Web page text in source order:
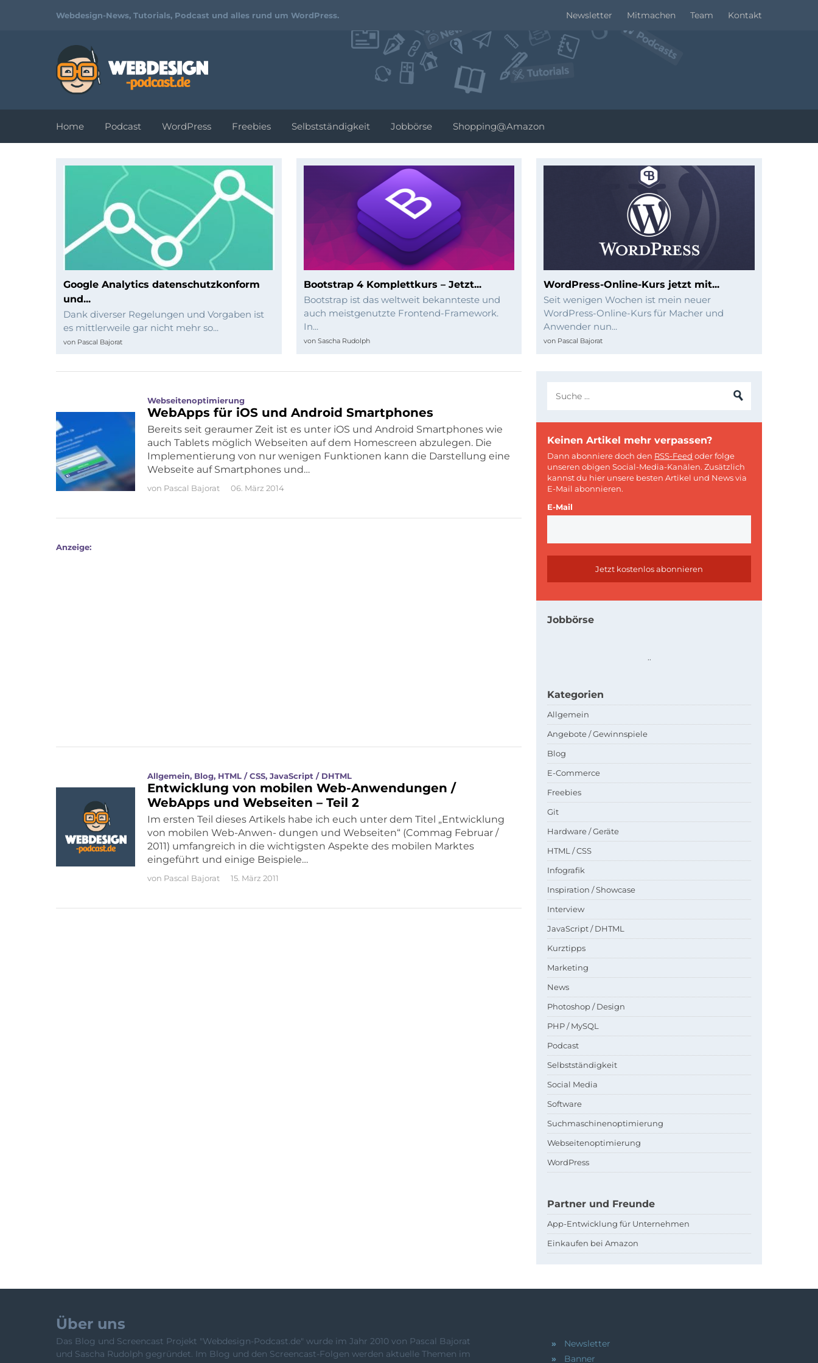
Webdesign-News, Tutorials, Podcast und alles rund um WordPress. Newsletter Mitmachen Team Kontakt
Tutorials und
Video-
Workshops zu
Webdesign
und
Programmierung
Home Podcast WordPress Freebies Selbstständigkeit Jobbörse Shopping@Amazon
Google Analytics datenschutzkonform
und...
Dank diverser Regelungen und Vorgaben ist
es mittlerweile gar nicht mehr so...
von Pascal Bajorat
Bootstrap 4 Komplettkurs – Jetzt...
Bootstrap ist das weltweit bekannteste und
auch meistgenutzte Frontend-Framework.
In...
von Sascha Rudolph
WordPress-Online-Kurs jetzt mit...
Seit wenigen Wochen ist mein neuer
WordPress-Online-Kurs für Macher und
Anwender nun...
von Pascal Bajorat
Webseitenoptimierung
WebApps für iOS und Android Smartphones
Bereits seit geraumer Zeit ist es unter iOS und Android Smartphones wie
auch Tablets möglich Webseiten auf dem Homescreen abzulegen. Die
Implementierung von nur wenigen Funktionen kann die Darstellung eine
Webseite auf Smartphones und…
von Pascal Bajorat 06. März 2014
Anzeige:
Allgemein, Blog, HTML / CSS, JavaScript / DHTML
Entwicklung von mobilen Web-Anwendungen /
WebApps und Webseiten – Teil 2
Im ersten Teil dieses Artikels habe ich euch unter dem Titel „Entwicklung
von mobilen Web-Anwen- dungen und Webseiten“ (Commag Februar /
2011) umfangreich in die wichtigsten Aspekte des mobilen Marktes
eingeführt und einige Beispiele…
von Pascal Bajorat 15. März 2011
Keinen Artikel mehr verpassen?
Dann abonniere doch den RSS-Feed oder folge
unseren obigen Social-Media-Kanälen. Zusätzlich
kannst du hier unsere besten Artikel und News via
E-Mail abonnieren.
E-Mail
Jobbörse
..
Kategorien
Allgemein
Angebote / Gewinnspiele
Blog
E-Commerce
Freebies
Git
Hardware / Geräte
HTML / CSS
Infografik
Inspiration / Showcase
Interview
JavaScript / DHTML
Kurztipps
Marketing
News
Photoshop / Design
PHP / MySQL
Podcast
Selbstständigkeit
Social Media
Software
Suchmaschinenoptimierung
Webseitenoptimierung
WordPress
Partner und Freunde
App-Entwicklung für Unternehmen
Einkaufen bei Amazon
Über uns
Das Blog und Screencast Projekt "Webdesign-Podcast.de" wurde im Jahr 2010 von Pascal Bajorat
und Sascha Rudolph gegründet. Im Blog und den Screencast-Folgen werden aktuelle Themen im
Newsletter
Banner